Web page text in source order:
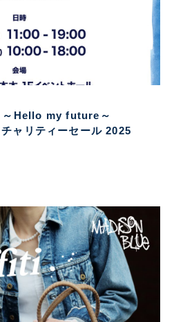
Hello my future～
チャリティーセール 2025